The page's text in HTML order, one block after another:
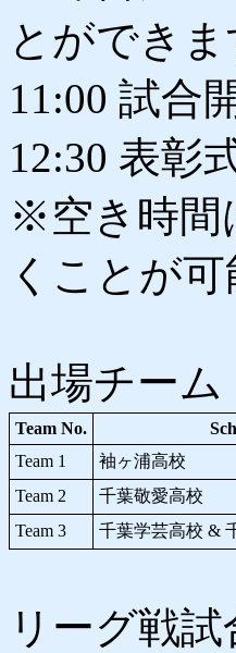
とができま
11:00 試合
12:30 表彰
※空き時間
くことが可
出場チーム
Team No.
Team 1
袖ヶ浦高校
Team 2
千葉敬愛高校
Team 3
千葉学芸高校 &
リーグ戦試